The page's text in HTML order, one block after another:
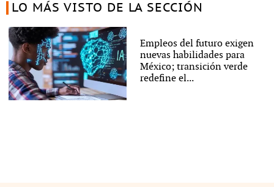
LO MÁS VISTO DE LA SECCIÓN
Empleos del futuro exigen
nuevas habilidades para
México; transición verde
redefine el...